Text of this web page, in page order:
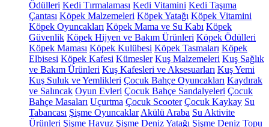
Ödülleri Kedi Tırmalaması Kedi Vitamini Kedi Taşıma
Çantası Köpek Malzemeleri Köpek Yatağı Köpek Vitamini
Köpek Oyuncakları Köpek Mama ve Su Kabı Köpek
Güvenlik Köpek Hijyen ve Bakım Ürünleri Köpek Ödülleri
Köpek Maması Köpek Kulübesi Köpek Tasmaları Köpek
Elbisesi Köpek Kafesi Kümesler Kuş Malzemeleri Kuş Sağlık
ve Bakım Ürünleri Kuş Kafesleri ve Aksesuarları Kuş Yemi
Kuş Suluk ve Yemlikleri Çocuk Bahçe Oyuncakları Kaydırak
ve Salıncak Oyun Evleri Çocuk Bahçe Sandalyeleri Çocuk
Bahçe Masaları Uçurtma Çocuk Scooter Çocuk Kaykay Su
Tabancası Şişme Oyuncaklar Akülü Araba Su Aktivite
Ürünleri Şişme Havuz Şişme Deniz Yatağı Şişme Deniz Topu